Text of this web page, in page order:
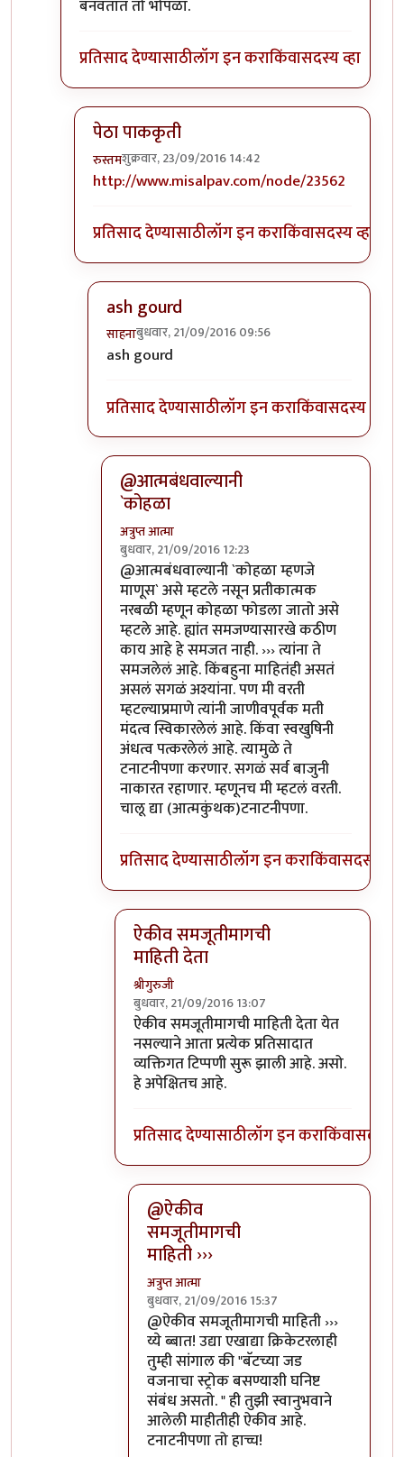
बनवतात तो भोपळा.
प्रतिसाद देण्यासाठीलॉग इन कराकिंवासदस्य व्हा
पेठा पाककृती
रुस्तमशुक्रवार, 23/09/2016 14:42
In reply toतू बी स्पेसिफिकbyअप्पा जोगळेकर
http://www.misalpav.com/node/23562
प्रतिसाद देण्यासाठीलॉग इन कराकिंवासदस्य व्हा
ash gourd
साहनाबुधवार, 21/09/2016 09:56
In reply to
ash gourd
प्रतिसाद देण्यासाठीलॉग इन कराकिंवासदस्य व्हा
@आत्मबंधवाल्यानी
`कोहळा
अत्रुप्त आत्मा
बुधवार, 21/09/2016 12:23
In reply toआत्मबंधवाल्यानी `कोहळा म्हणजे
@आत्मबंधवाल्यानी `कोहळा म्हणजे
माणूस` असे म्हटले नसून प्रतीकात्मक
नरबळी म्हणून कोहळा फोडला जातो असे
म्हटले आहे. ह्यांत समजण्यासारखे कठीण
काय आहे हे समजत नाही. ››› त्यांना ते
समजलेलं आहे. किंबहुना माहितंही असतं
असलं सगळं अश्यांना. पण मी वरती
म्हटल्याप्रमाणे त्यांनी जाणीवपूर्वक मती
मंदत्व स्विकारलेलं आहे. किंवा स्वखुषिनी
अंधत्व पत्करलेलं आहे. त्यामुळे ते
टनाटनीपणा करणार. सगळं सर्व बाजुनी
नाकारत रहाणार. म्हणूनच मी म्हटलं वरती.
चालू द्या (आत्मकुंथक)टनाटनीपणा.
प्रतिसाद देण्यासाठीलॉग इन कराकिंवासदस्य व्हा
ऐकीव समजूतीमागची
माहिती देता
श्रीगुरुजी
बुधवार, 21/09/2016 13:07
In reply to@आत्मबंधवाल्यानी `कोहळा
ऐकीव समजूतीमागची माहिती देता येत
नसल्याने आता प्रत्येक प्रतिसादात
व्यक्तिगत टिप्पणी सुरू झाली आहे. असो.
हे अपेक्षितच आहे.
प्रतिसाद देण्यासाठीलॉग इन कराकिंवासदस्य
@ऐकीव
समजूतीमागची
माहिती ›››
अत्रुप्त आत्मा
बुधवार, 21/09/2016 15:37
In reply toऐकीव समजूतीमागची माहिती देता
@ऐकीव समजूतीमागची माहिती ›››
य्ये ब्बात! उद्या एखाद्या क्रिकेटरलाही
तुम्ही सांगाल की "बॅटच्या जड
वजनाचा स्ट्रोक बसण्याशी घनिष्ट
संबंध असतो. " ही तुझी स्वानुभवाने
आलेली माहीतीही ऐकीव आहे.
टनाटनीपणा तो हाच्च!